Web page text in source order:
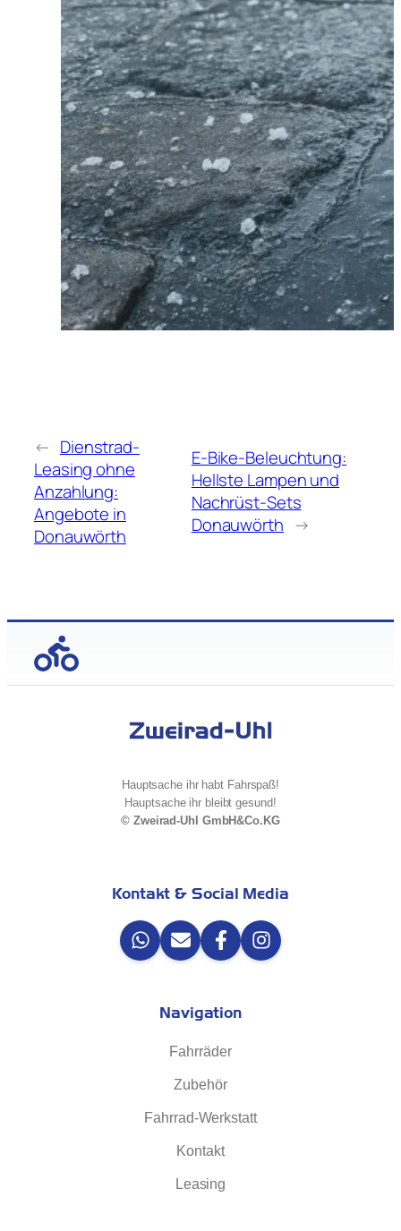
← Dienstrad-
Leasing ohne
Anzahlung:
Angebote in
Donauwörth
E-Bike-Beleuchtung:
Hellste Lampen und
Nachrüst-Sets
Donauwörth →
Hauptsache ihr habt Fahrspaß!
Hauptsache ihr bleibt gesund!
© Zweirad-Uhl GmbH&Co.KG
Kontakt & Social Media
Navigation
Fahrräder
Zubehör
Fahrrad-Werkstatt
Kontakt
Leasing